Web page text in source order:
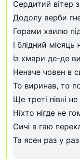
Спробуйте